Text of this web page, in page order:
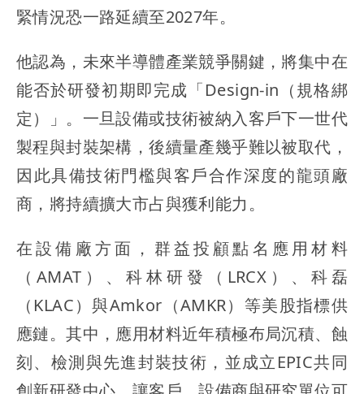
緊情況恐一路延續至2027年。
他認為，未來半導體產業競爭關鍵，將集中在
能否於研發初期即完成「Design-in（規格綁
定）」。一旦設備或技術被納入客戶下一世代
製程與封裝架構，後續量產幾乎難以被取代，
因此具備技術門檻與客戶合作深度的龍頭廠
商，將持續擴大市占與獲利能力。
在設備廠方面，群益投顧點名應用材料
（AMAT）、科林研發（LRCX）、科磊
（KLAC）與Amkor（AMKR）等美股指標供
應鏈。其中，應用材料近年積極布局沉積、蝕
刻、檢測與先進封裝技術，並成立EPIC共同